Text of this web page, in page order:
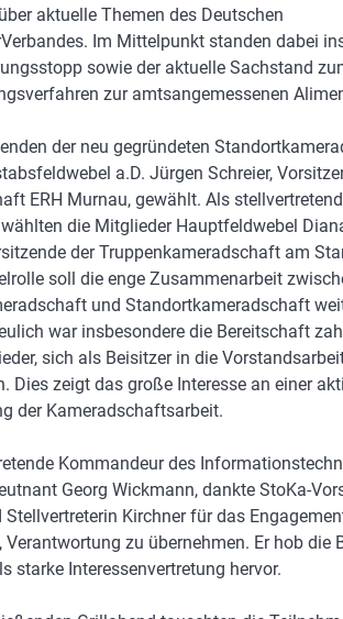
aktuelle Themen des Deutschen
Im Mittelpunkt standen dabei
sowie der aktuelle Sachstand
zur amtsangemessenen
der neu gegründeten
a.D. Jürgen Schreier,
ERH Murnau, gewählt. Als
die Mitglieder Hauptfeldwebel
der Truppenkameradschaft am
soll die enge Zusammenarbeit
und Standortkameradschaft
war insbesondere die Bereitschaft
sich als Beisitzer in die
Dies zeigt das große Interesse an einer
der Kameradschaftsarbeit.
Kommandeur des
Georg Wickmann, dankte StoKa-
Stellvertreterin Kirchner für das
Verantwortung zu übernehmen. Er hob die
starke Interessenvertretung hervor.